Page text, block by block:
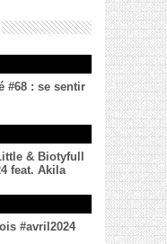
#68 : se sentir
& Biotyfull
feat. Akila
#avril2024